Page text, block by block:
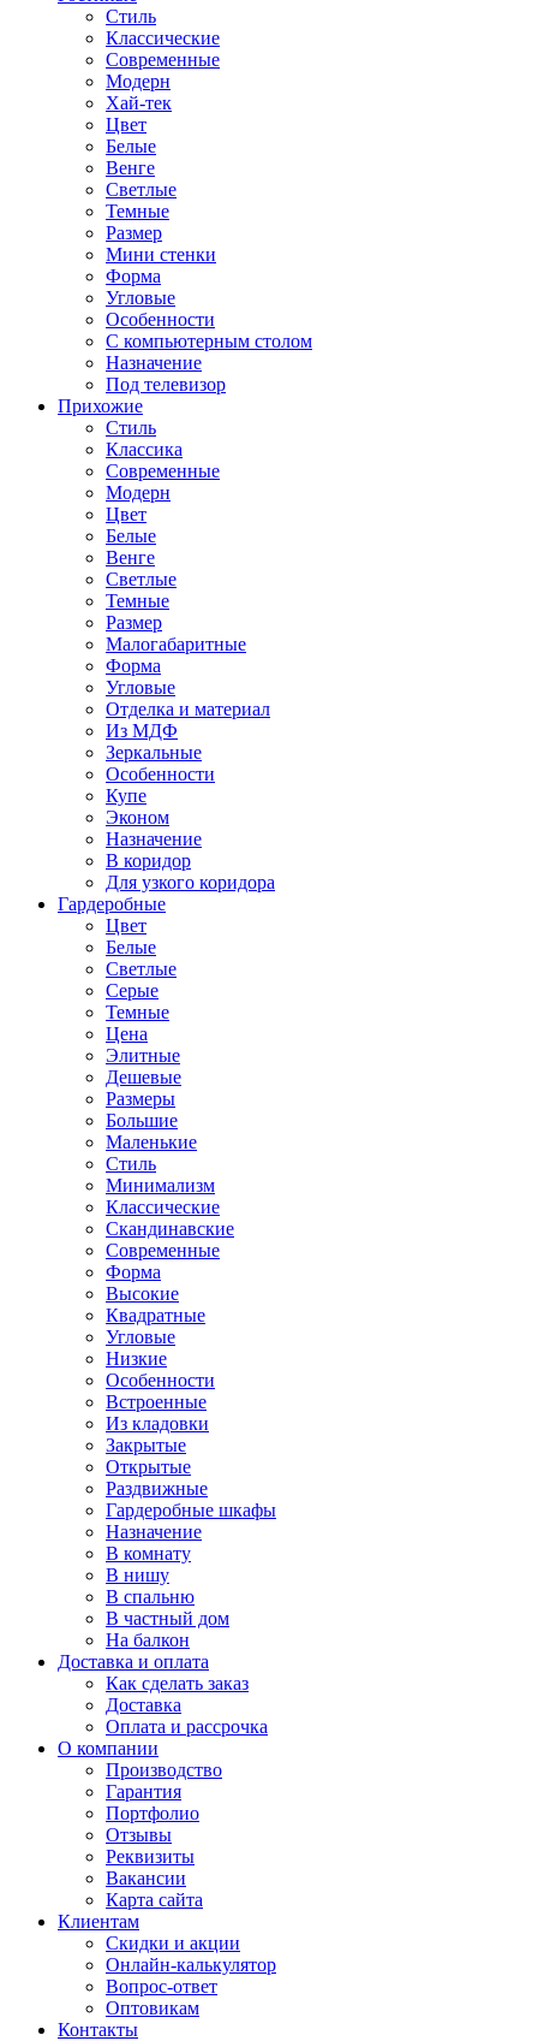
Стиль
Классические
Современные
Модерн
Хай-тек
Цвет
Белые
Венге
Светлые
Темные
Размер
Мини стенки
Форма
Угловые
Особенности
С компьютерным столом
Назначение
Под телевизор
Прихожие
Стиль
Классика
Современные
Модерн
Цвет
Белые
Венге
Светлые
Темные
Размер
Малогабаритные
Форма
Угловые
Отделка и материал
Из МДФ
Зеркальные
Особенности
Купе
Эконом
Назначение
В коридор
Для узкого коридора
Гардеробные
Цвет
Белые
Светлые
Серые
Темные
Цена
Элитные
Дешевые
Размеры
Большие
Маленькие
Стиль
Минимализм
Классические
Скандинавские
Современные
Форма
Высокие
Квадратные
Угловые
Низкие
Особенности
Встроенные
Из кладовки
Закрытые
Открытые
Раздвижные
Гардеробные шкафы
Назначение
В комнату
В нишу
В спальню
В частный дом
На балкон
Доставка и оплата
Как сделать заказ
Доставка
Оплата и рассрочка
О компании
Производство
Гарантия
Портфолио
Отзывы
Реквизиты
Вакансии
Карта сайта
Клиентам
Скидки и акции
Онлайн-калькулятор
Вопрос-ответ
Оптовикам
Контакты